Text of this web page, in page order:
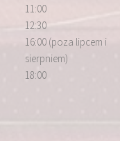
11:00
12:30
16:00 (poza lipcem i
sierpniem)
18:00